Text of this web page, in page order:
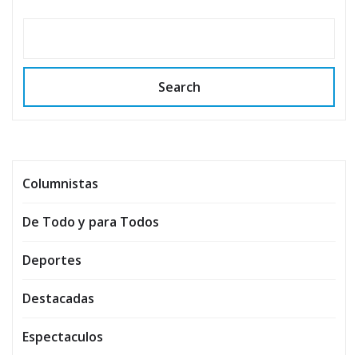
Search
Columnistas
De Todo y para Todos
Deportes
Destacadas
Espectaculos